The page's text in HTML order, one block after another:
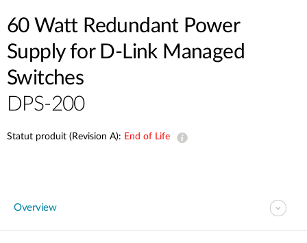
60 Watt Redundant Power
Supply for D-Link Managed
Switches
DPS-200
Statut produit (Revision A): End of Life
Overview